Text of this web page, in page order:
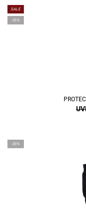
SALE
-35%
-30%